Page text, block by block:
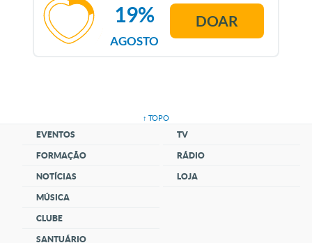
AGOSTO
19% DOAR
↑ TOPO
EVENTOS
FORMAÇÃO
NOTÍCIAS
MÚSICA
CLUBE
SANTUÁRIO
TV
RÁDIO
LOJA